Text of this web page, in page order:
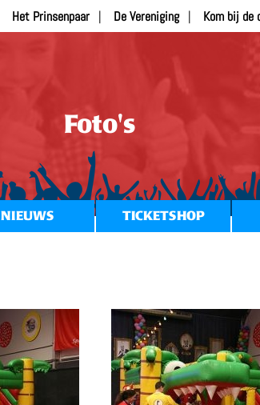
Foto's
Het Prinsenpaar De Vereniging Kom bij de
NIEUWS TICKETSHOP